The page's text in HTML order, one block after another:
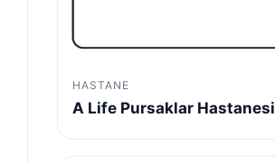
HASTANE
A Life Pursaklar Hastanesi